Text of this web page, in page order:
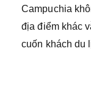
Campuchia
địa điểm khác
cuốn khách du